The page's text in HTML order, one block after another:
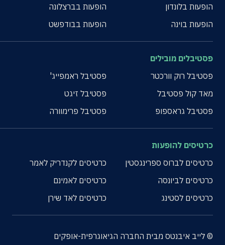
הופעות בלונדון
הופעות בברצלונה
הופעות בוינה
הופעות בבודפשט
פסטיבלים מובילים
פסטיבל רוק וורכטר
פסטיבל ראמפייג'
מאד קול פסטיבל
פסטיבל זיגט
פסטיבל גראספופ
פסטיבל פרימוורה
כרטיסים להופעות
כרטיסים לברוס ספרינגסטין
כרטיסים לקנדריק לאמר
כרטיסים לביונסה
כרטיסים לאמינם
כרטיסים לסטינג
כרטיסים לאד שירן
© לייב איבנטס מבית החברה הגיאוגרפית-אופקים